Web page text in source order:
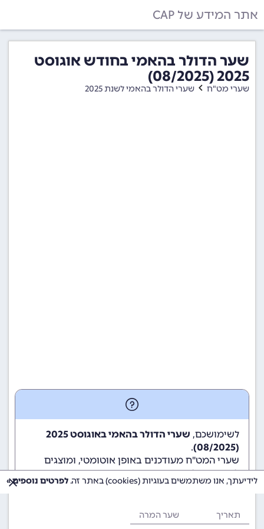
אתר המידע של CAP
שער הדולר בהאמי בחודש אוגוסט
2025 (08/2025)
שערי מט"ח שערי הדולר בהאמי לשנת 2025
לשימושכם,
שערי הדולר בהאמי באוגוסט 2025
(08/2025)
.
שערי המט"ח מעודכנים באופן אוטומטי, ומוצגים
לשימוש גולשי ומשתמשי האתר.
תאריך שער המרה
לידיעתך, אנו משתמשים בעוגיות (cookies) באתר זה. לפרטים נוספים »